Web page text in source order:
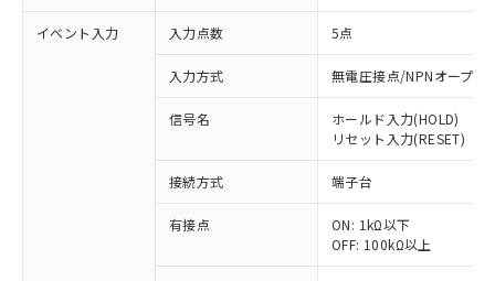
イベント入力 入力点数 5点
入力方式 無電圧接点/NPNオープン
信号名
ホールド入力(HOLD)
リセット入力(RESET)
接続方式 端子台
有接点
ON: 1kΩ以下
OFF: 100kΩ以上
※1 対応状況
対応済み：EU RoHS指令（10物質）の
非含有に対応した製品が提供可能な商品で